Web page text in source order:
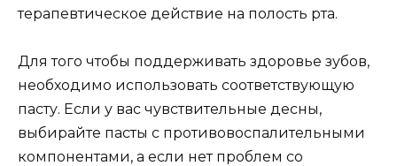
терапевтическое действие на полость рта.
Для того чтобы поддерживать здоровье зубов,
необходимо использовать соответствующую
пасту. Если у вас чувствительные десны,
выбирайте пасты с противовоспалительными
компонентами, а если нет проблем со